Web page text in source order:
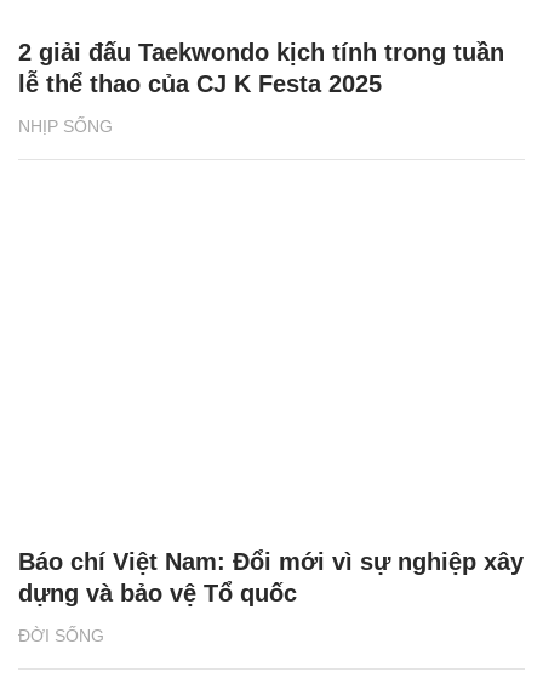
NHỊP SỐNG
2 giải đấu Taekwondo kịch tính trong tuần
lễ thể thao của CJ K Festa 2025
ĐỜI SỐNG
Báo chí Việt Nam: Đổi mới vì sự nghiệp xây
dựng và bảo vệ Tổ quốc